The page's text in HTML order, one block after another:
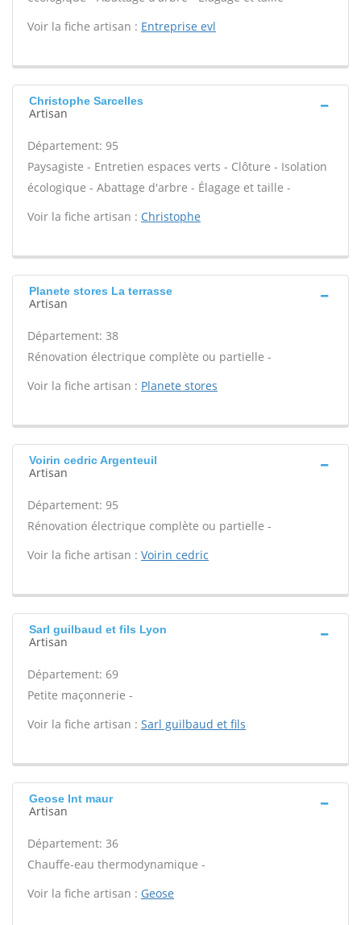
Voir la fiche artisan : Entreprise evl
Christophe Sarcelles
Artisan
Département: 95
Paysagiste - Entretien espaces verts - Clôture - Isolation
écologique - Abattage d'arbre - Élagage et taille -
Voir la fiche artisan : Christophe
Planete stores La terrasse
Artisan
Département: 38
Rénovation électrique complète ou partielle -
Voir la fiche artisan : Planete stores
Voirin cedric Argenteuil
Artisan
Département: 95
Rénovation électrique complète ou partielle -
Voir la fiche artisan : Voirin cedric
Sarl guilbaud et fils Lyon
Artisan
Département: 69
Petite maçonnerie -
Voir la fiche artisan : Sarl guilbaud et fils
Geose Int maur
Artisan
Département: 36
Chauffe-eau thermodynamique -
Voir la fiche artisan : Geose